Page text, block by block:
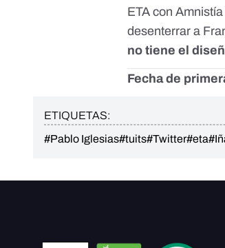
ETA con
desenterrar a
no tiene el
Fecha de
ETIQUETAS:
#Pablo Iglesias#tuits#Twitter#eta